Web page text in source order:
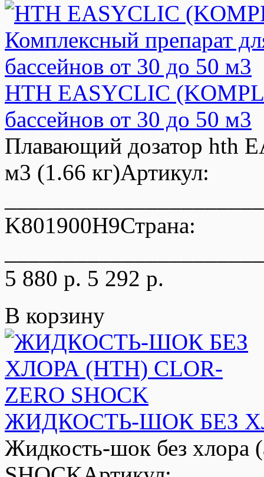
HTH EASYCLIC
бассейнов от 30 до 50 м3
Плавающий дозатор hth
м3 (1.66 кг)Артикул:
K801900H9Страна:
5 880 р. 5 292 р.
В корзину
ЖИДКОСТЬ-ШОК БЕЗ
Жидкость-шок без хлора